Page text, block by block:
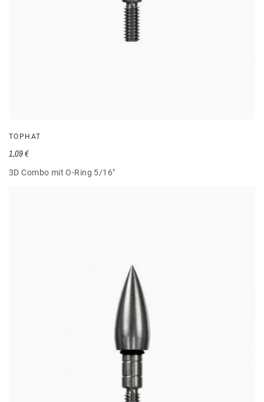
TOPHAT
3D Combo mit O-Ring 5/16"
1,09 €